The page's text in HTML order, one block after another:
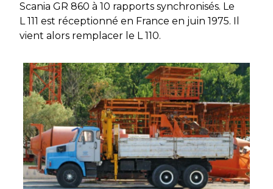
Scania GR 860 à 10 rapports synchronisés. Le
L 111 est réceptionné en France en juin 1975. Il
vient alors remplacer le L 110.